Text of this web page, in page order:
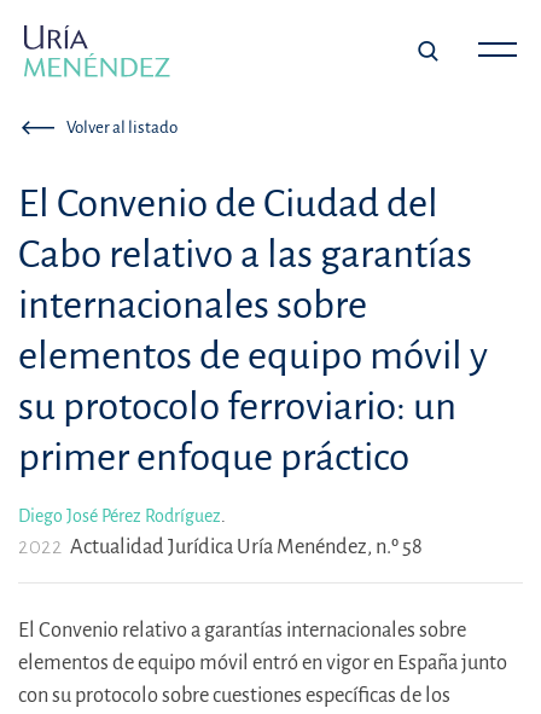
Volver al listado
El Convenio de Ciudad del
Cabo relativo a las garantías
internacionales sobre
elementos de equipo móvil y
su protocolo ferroviario: un
primer enfoque práctico
Diego José Pérez Rodríguez.
2022 Actualidad Jurídica Uría Menéndez, n.º 58
El Convenio relativo a garantías internacionales sobre
elementos de equipo móvil entró en vigor en España junto
con su protocolo sobre cuestiones específicas de los